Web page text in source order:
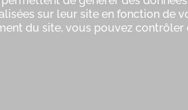
sur leur site en fonction de
du site, vous pouvez